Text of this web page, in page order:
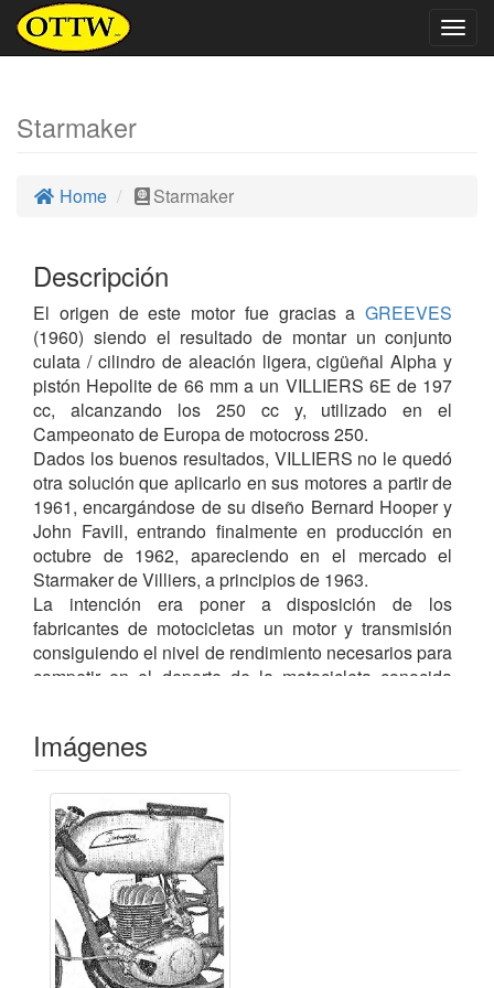
Starmaker
Home Starmaker
Descripción
El origen de este motor fue gracias a GREEVES
(1960) siendo el resultado de montar un conjunto
culata / cilindro de aleación ligera, cigüeñal Alpha y
pistón Hepolite de 66 mm a un VILLIERS 6E de 197
cc, alcanzando los 250 cc y, utilizado en el
Campeonato de Europa de motocross 250.
Dados los buenos resultados, VILLIERS no le quedó
otra solución que aplicarlo en sus motores a partir de
1961, encargándose de su diseño Bernard Hooper y
John Favill, entrando finalmente en producción en
octubre de 1962, apareciendo en el mercado el
Starmaker de Villiers, a principios de 1963.
La intención era poner a disposición de los
fabricantes de motocicletas un motor y transmisión
consiguiendo el nivel de rendimiento necesarios para
competir en el deporte de la motocicleta conocida
tenía una capacidad de 246.95 cc con una potencia
alejamiento del método tradicional de identificación
de los productos utilizados por la empresa que
durante muchos años, se había resistido a
cambiarlos.
Cuando VILLIERS comenzó la fabricación de
motores de combustión interna en 1912, un sistema
de código de una combinación de números y letras
había comenzado a ser utilizado para describir el tipo
Imágenes